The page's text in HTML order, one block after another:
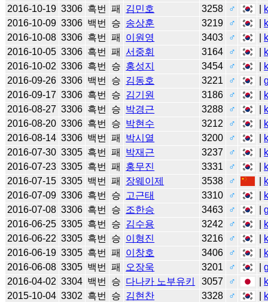
2016-10-19 3306 흑번 패 김민호 3258 ♂
2016-10-09 3306 백번 승 송상훈 3219 ♂
2016-10-08 3306 흑번 패 이원영 3403 ♂
2016-10-05 3306 흑번 패 서중휘 3164 ♂
2016-10-02 3306 흑번 승 홍성지 3454 ♂
2016-09-26 3306 백번 승 김동호 3221 ♂ |
2016-09-17 3306 흑번 승 김기원 3186 ♂
2016-08-27 3306 흑번 승 박경근 3288 ♂
2016-08-20 3306 흑번 승 박현수 3212 ♂
2016-08-14 3306 백번 패 박시열 3200 ♂
2016-07-30 3305 흑번 패 박재근 3237 ♂
2016-07-23 3305 흑번 패 홍무진 3331 ♂
2016-07-15 3305 백번 패 장웨이제 3538 ♂
2016-07-09 3306 흑번 승 고근태 3310 ♂
2016-07-08 3306 흑번 승 조한승 3463 ♂ |
2016-06-25 3305 흑번 승 김수용 3242 ♂
2016-06-22 3305 흑번 승 이형진 3216 ♂
2016-06-19 3305 흑번 패 이창호 3406 ♂
2016-06-08 3305 백번 패 오장욱 3201 ♂ |
2016-04-02 3304 백번 승 다나카 노부유키 3057 ♂
2015-10-04 3302 흑번 승 김현찬 3328 ♂